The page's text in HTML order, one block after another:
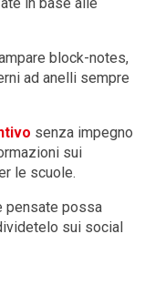
block-notes,
ad anelli sempre
senza impegno
sui
le scuole.
pensate possa
sui social